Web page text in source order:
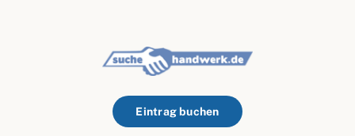
Eintrag buchen